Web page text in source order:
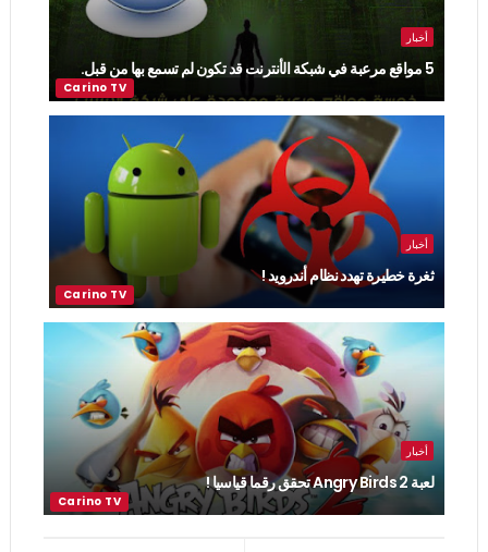
أخبار
5 مواقع مرعبة في شبكة الأنترنت قد تكون لم تسمع بها من قبل.
أخبار
ثغرة خطيرة تهدد نظام أندرويد !
أخبار
لعبة Angry Birds 2 تحقق رقما قياسيا !